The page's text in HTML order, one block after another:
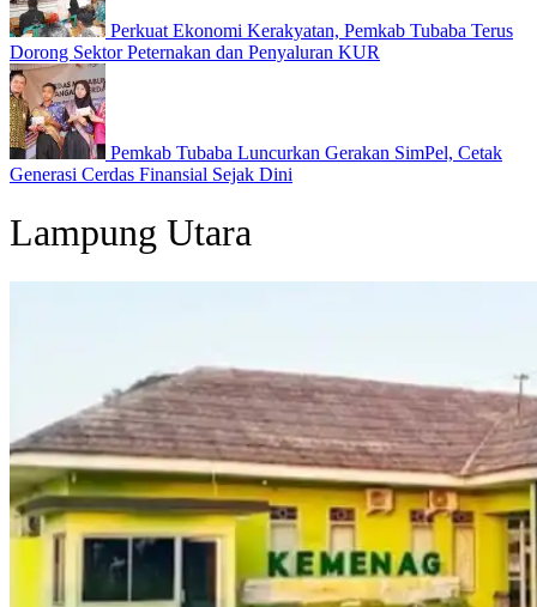
Perkuat Ekonomi Kerakyatan, Pemkab Tubaba Terus
Dorong Sektor Peternakan dan Penyaluran KUR
Pemkab Tubaba Luncurkan Gerakan SimPel, Cetak
Generasi Cerdas Finansial Sejak Dini
Lampung Utara